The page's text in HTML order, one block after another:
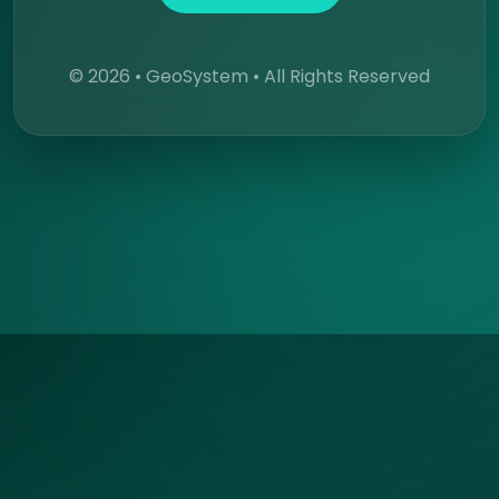
© 2026 • GeoSystem • All Rights Reserved